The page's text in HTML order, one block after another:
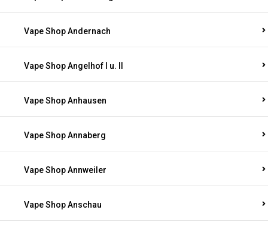
Vape Shop Andernach
Vape Shop Angelhof I u. II
Vape Shop Anhausen
Vape Shop Annaberg
Vape Shop Annweiler
Vape Shop Anschau